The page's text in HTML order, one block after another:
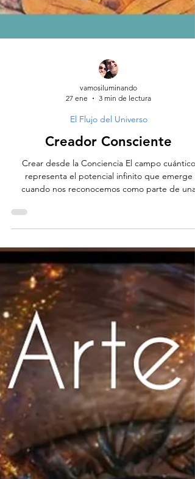
Creador Consciente
Crear desde la Conciencia El campo cuántico
representa el potencial infinito que emerge
cuando nos reconocemos como parte de una
conciencia universal. Es el espacio de todas las
posibilidades, donde nuestra atención y actitud
moldean activamente la realidad que
experimentamos, tanto interna como
externamente. Los eventos de nuestra vida no
meras casualidades, sino señales que nos invitan
despertar. Nos confrontan con ilusiones, que al
trascenderlas, impulsan nuestra ev